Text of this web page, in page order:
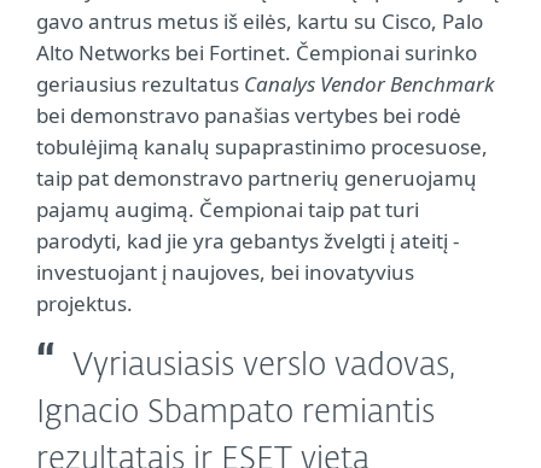
gavo antrus metus iš eilės, kartu su Cisco, Palo
Alto Networks bei Fortinet. Čempionai surinko
geriausius rezultatus Canalys Vendor Benchmark
bei demonstravo panašias vertybes bei rodė
tobulėjimą kanalų supaprastinimo procesuose,
taip pat demonstravo partnerių generuojamų
pajamų augimą. Čempionai taip pat turi
parodyti, kad jie yra gebantys žvelgti į ateitį -
investuojant į naujoves, bei inovatyvius
projektus.
Vyriausiasis verslo vadovas,
Ignacio Sbampato remiantis
rezultatais ir ESET vieta